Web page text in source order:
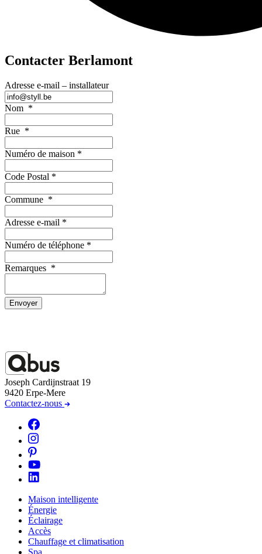
Contacter Berlamont
Adresse e-mail – installateur
Nom *
Rue *
Numéro de maison *
Code Postal *
Commune *
Adresse e-mail *
Numéro de téléphone *
Remarques *
Envoyer
Joseph Cardijnstraat 19
9420 Erpe-Mere
Contactez-nous
Maison intelligente
Énergie
Éclairage
Accès
Chauffage et climatisation
Spa